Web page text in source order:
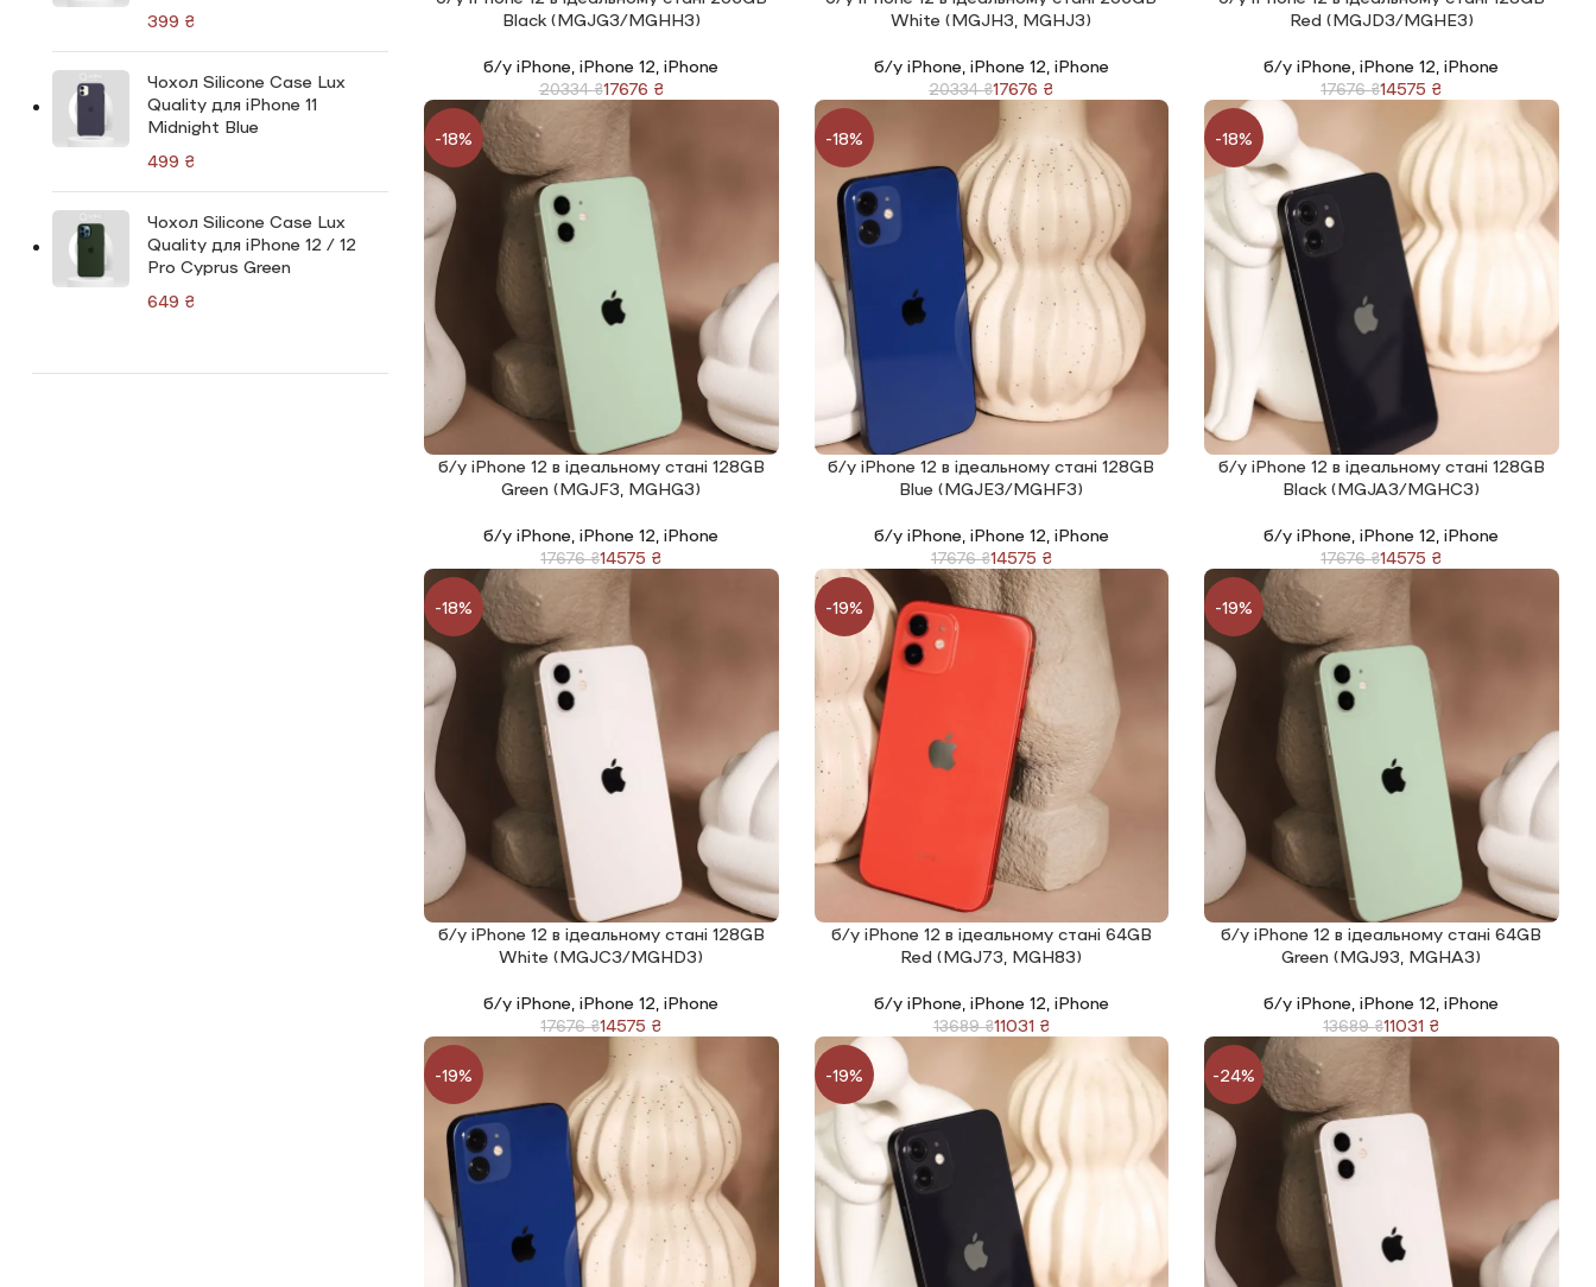
₴
Чохол Silicone Сase Lux
Quality для iPhone 11
Midnight Blue
₴
Чохол Silicone Сase Lux
Quality для iPhone 12 / 12
Pro Cyprus Green
₴
Black (MGJG3/MGHH3)
б/у iPhone ,iPhone 12 ,iPhone
20334₴17676 ₴
White (MGJH3, MGHJ3)
б/у iPhone, iPhone 12 iPhone
20334₴17676 ₴
Red (MGJD3/MGHE3)
б/у iPhone ,iPhone 12 ,iPhone
17676₴14575 ₴
-18%
ЧИТАТИ ДАЛІ
б/у iPhone 12 в ідеальному стані 128GB
Green (MGJF3, MGHG3)
б/у iPhone ,iPhone 12 ,iPhone
17676₴14575 ₴
-18%
ЧИТАТИ ДАЛІ
б/у iPhone 12 в ідеальному стані 128GB
Blue (MGJE3/MGHF3)
б/у iPhone, iPhone 12 iPhone
17676₴14575 ₴
-18%
ЧИТАТИ ДАЛІ
б/у iPhone 12 в ідеальному стані 128GB
Black (MGJA3/MGHC3)
б/у iPhone ,iPhone 12 ,iPhone
17676₴14575 ₴
-18%
ЧИТАТИ ДАЛІ
б/у iPhone 12 в ідеальному стані 128GB
White (MGJC3/MGHD3)
б/у iPhone ,iPhone 12 ,iPhone
17676₴14575 ₴
-19%
ЧИТАТИ ДАЛІ
б/у iPhone 12 в ідеальному стані 64GB
Red (MGJ73, MGH83)
б/у iPhone, iPhone 12 iPhone
13689₴11031 ₴
-19%
ЧИТАТИ ДАЛІ
б/у iPhone 12 в ідеальному стані 64GB
Green (MGJ93, MGHA3)
б/у iPhone ,iPhone 12 ,iPhone
13689₴11031 ₴
-19% -19% -24%